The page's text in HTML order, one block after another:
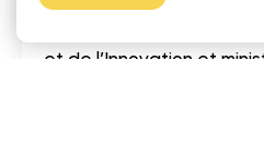
Québec, ministre de
et de l’Innovation et